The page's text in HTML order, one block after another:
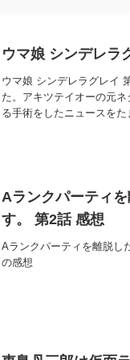
ウマ娘 シンデレラ
ウマ娘 シンデレラグレイ
た。アキツテイオーの元
る手術をしたニュースを
Aランクパーティ
す。 第2話 感想
Aランクパーティを離脱し
の感想